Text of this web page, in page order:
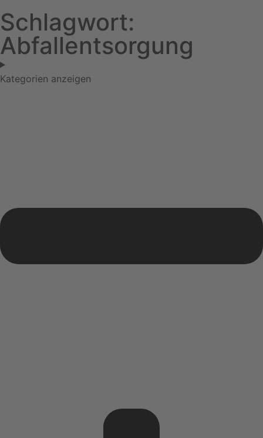
Schlagwort:
Abfallentsorgung
Kategorien anzeigen